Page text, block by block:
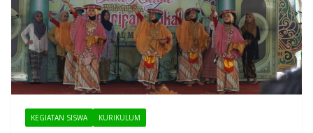
KEGIATAN SISWA KURIKULUM